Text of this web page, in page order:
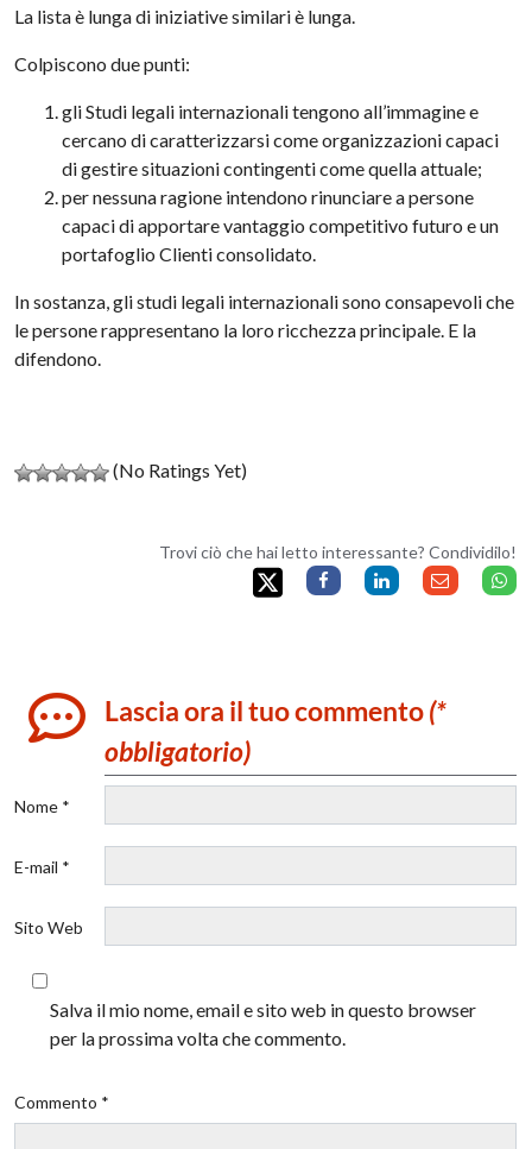
La lista è lunga di iniziative similari è lunga.
Colpiscono due punti:
gli Studi legali internazionali tengono all’immagine e
cercano di caratterizzarsi come organizzazioni capaci
di gestire situazioni contingenti come quella attuale;
per nessuna ragione intendono rinunciare a persone
capaci di apportare vantaggio competitivo futuro e un
portafoglio Clienti consolidato.
In sostanza, gli studi legali internazionali sono consapevoli che
le persone rappresentano la loro ricchezza principale. E la
difendono.
(No Ratings Yet)
Trovi ciò che hai letto interessante? Condividilo!
Lascia ora il tuo commento(*
obbligatorio)
Nome *
E-mail *
Sito Web
Salva il mio nome, email e sito web in questo browser
per la prossima volta che commento.
Commento *